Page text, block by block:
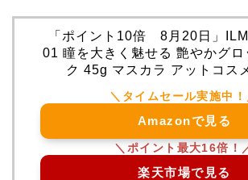
「ポイント10倍 8月20日」
01 瞳を大きく魅せる 艶やかグロ
ク 45g マスカラ アットコス
Amazonで見る
楽天市場で見る